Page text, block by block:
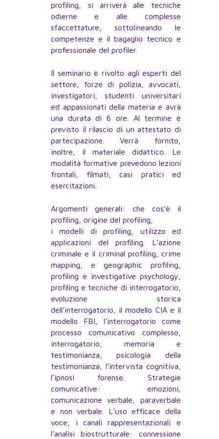
profiling, si arriverà alle tecniche
odierne e alle complesse
sfaccettature, sottolineando le
competenze e il bagaglio tecnico e
professionale del profiler.
Il seminario è rivolto agli esperti del
settore, forze di polizia, avvocati,
investigatori, studenti universitari
ed appassionati della materia e avrà
una durata di 6 ore. Al termine è
previsto il rilascio di un attestato di
partecipazione. Verrà fornito,
inoltre, il materiale didattico. Le
modalità formative prevedono lezioni
frontali, filmati, casi pratici ed
esercitazioni.
Argomenti generali: che cos’è il
profiling, origine del profiling,
i modelli di profiling, utilizzo ed
applicazioni del profiling. L’azione
criminale e il criminal profiling, crime
mapping, e geographic profiling,
profiling e investigative psychology,
profiling e tecniche di interrogatorio,
evoluzione storica
dell’interrogatorio, il modello CIA e il
modello FBI, l’interrogatorio come
processo comunicativo complesso,
interrogatorio, memoria e
testimonianza, psicologia della
testimonianza, l’intervista cognitiva,
l’ipnosi forense. Strategie
comunicative: emozioni,
comunicazione verbale, paraverbale
e non verbale. L’uso efficace della
voce, i canali rappresentazionali e
l’analisi biostrutturale: connessione